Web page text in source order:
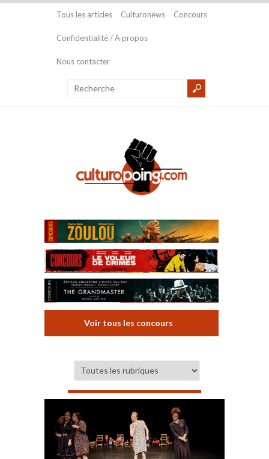
Tous les articles Culturonews Concours
Confidentialité / A propos
Nous contacter
Voir tous les concours